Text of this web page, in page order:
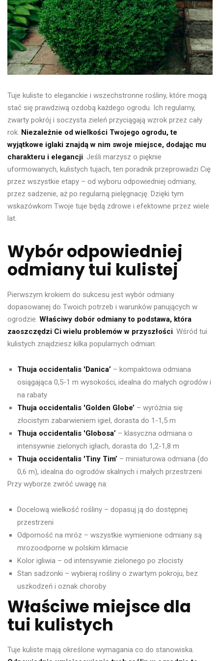
Tuje kuliste to eleganckie i wszechstronne rośliny, które mogą
stać się prawdziwą ozdobą każdego ogrodu. Ich regularny,
zwarty pokrój i soczysta zieleń przyciągają wzrok przez cały
rok. Niezależnie od wielkości Twojego ogrodu, te
wyjątkowe iglaki znajdą w nim swoje miejsce, dodając mu
charakteru i elegancji. Jeśli marzysz o pięknie
uformowanych, kulistych tujach, ten poradnik przeprowadzi Cię
przez wszystkie etapy – od wyboru odpowiedniej odmiany,
przez sadzenie, aż po regularną pielęgnację. Dzięki tym
wskazówkom Twoje tuje będą zdrowe i efektowne przez wiele
lat.
Wybór odpowiedniej
odmiany tui kulistej
Pierwszym krokiem do sukcesu jest wybór odmiany
dopasowanej do Twoich potrzeb i warunków panujących w
ogrodzie. Właściwy dobór odmiany to podstawa, która
zaoszczędzi Ci wielu problemów w przyszłości. Wśród tui
kulistych znajdziesz kilka popularnych odmian:
Thuja occidentalis 'Danica’ – kompaktowa odmiana
osiągająca 0,5-1 m wysokości, idealna do małych ogrodów i
na rabaty
Thuja occidentalis 'Golden Globe’ – wyróżnia się
złocistym zabarwieniem igieł, dorasta do 1-1,5 m
Thuja occidentalis 'Globosa’ – klasyczna odmiana o
intensywnie zielonych igłach, dorasta do 1,2-1,8 m
Thuja occidentalis 'Tiny Tim’ – miniaturowa odmiana (do
0,6 m), idealna do ogrodów skalnych i małych przestrzeni
Przy wyborze zwróć uwagę na:
Docelową wielkość rośliny – dopasuj ją do dostępnej
przestrzeni
Odporność na mróz – wszystkie wymienione odmiany są
mrozoodporne w polskim klimacie
Kolor igliwia – od intensywnie zielonego po złocisty
Stan sadzonki – wybieraj rośliny o zwartym pokroju, bez
uszkodzeń i oznak choroby
Właściwe miejsce dla
tui kulistych
Tuje kuliste mają określone wymagania co do stanowiska.